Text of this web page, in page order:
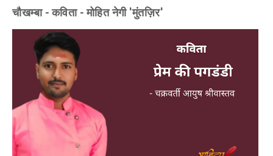
चौखम्बा - कविता - मोहित नेगी 'मुंतज़िर'